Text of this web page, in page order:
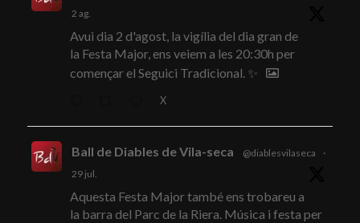
2 ag.
Avui dia 2 d'agost, la vigília del dia gran de
la Festa Major, ens veiem a les 20:30h per
començar el Seguici Tradicional. ✨
X
Ball de Diables de Vila-seca @diablesvilaseca
·
29 jul.
Aquesta Festa Major també ens trobareu a
la barra del Parc de la Riera. Música i festa per